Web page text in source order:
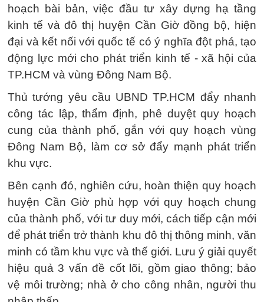
hoạch bài bản, việc đầu tư xây dựng hạ tầng
kinh tế và đô thị huyện Cần Giờ đồng bộ, hiện
đại và kết nối với quốc tế có ý nghĩa đột phá, tạo
động lực mới cho phát triển kinh tế - xã hội của
TP.HCM và vùng Đông Nam Bộ.
Thủ tướng yêu cầu UBND TP.HCM đẩy nhanh
công tác lập, thẩm định, phê duyệt quy hoạch
cung của thành phố, gắn với quy hoạch vùng
Đông Nam Bộ, làm cơ sở đẩy mạnh phát triển
khu vực.
Bên cạnh đó, nghiên cứu, hoàn thiện quy hoạch
huyện Cần Giờ phù hợp với quy hoạch chung
của thành phố, với tư duy mới, cách tiếp cận mới
để phát triển trở thành khu đô thị thông minh, văn
minh có tầm khu vực và thế giới. Lưu ý giải quyết
hiệu quả 3 vấn đề cốt lõi, gồm giao thông; bảo
vệ môi trường; nhà ở cho công nhân, người thu